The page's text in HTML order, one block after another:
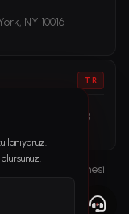
NY 10016
TR
İç Kapı No: 3408
Abonelik Sözleşmesi
Politikası